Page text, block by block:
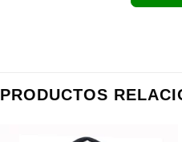
PRODUCTOS